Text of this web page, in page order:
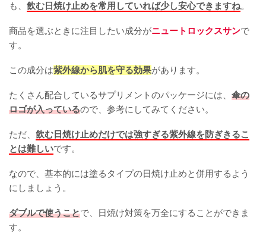
も、 飲む日焼け止めを常用していれば少し安心できますね。
商品を選ぶときに注目したい成分がニュートロックスサンで
す。
この成分は紫外線から肌を守る効果があります。
たくさん配合しているサプリメントのパッケージには、 傘の
ロゴが入っているので、参考にしてみてください。
ただ、 飲む日焼け止めだけでは強すぎる紫外線を防ぎきるこ
とは難しいです。
なので、基本的には塗るタイプの日焼け止めと併用するよう
にしましょう。
ダブルで使うことで、日焼け対策を万全にすることができま
す。